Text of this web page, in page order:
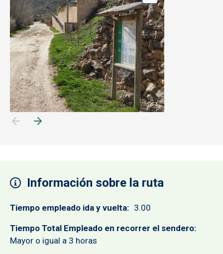
Información sobre la ruta
Tiempo empleado ida y vuelta 3.00
Tiempo Total Empleado en recorrer el sendero
Mayor o igual a 3 horas